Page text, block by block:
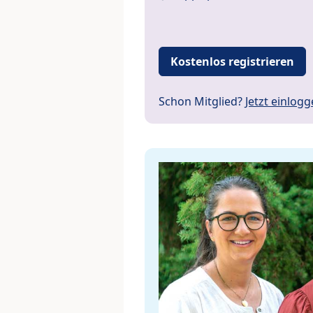
Kostenlos registrieren
Schon Mitglied? Jetzt